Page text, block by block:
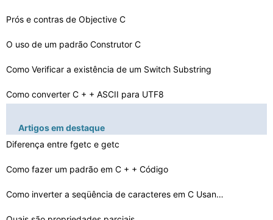
Prós e contras de Objective C
O uso de um padrão Construtor C
Como Verificar a existência de um Switch Substring
Como converter C + + ASCII para UTF8
Funções dinâmicas de chamar DLLs
Como usar uma função GetOpenFileName
Como obter um número par no CPP
Artigos em destaque
Diferença entre fgetc e getc
Como fazer um padrão em C + + Código
Como inverter a seqüência de caracteres em C Usando A…